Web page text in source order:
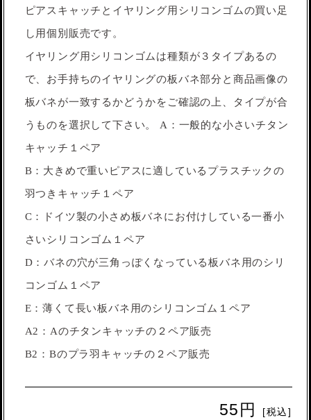
ピアスキャッチとイヤリング用シリコンゴムの買い足
し用個別販売です。
イヤリング用シリコンゴムは種類が３タイプあるの
で、お手持ちのイヤリングの板バネ部分と商品画像の
板バネが一致するかどうかをご確認の上、タイプが合
うものを選択して下さい。 A：一般的な小さいチタン
キャッチ１ペア
B：大きめで重いピアスに適しているプラスチックの
羽つきキャッチ１ペア
C：ドイツ製の小さめ板バネにお付けしている一番小
さいシリコンゴム１ペア
D：バネの穴が三角っぽくなっている板バネ用のシリ
コンゴム１ペア
E：薄くて長い板バネ用のシリコンゴム１ペア
A2：Aのチタンキャッチの２ペア販売
B2：Bのプラ羽キャッチの２ペア販売
55円 [税込]